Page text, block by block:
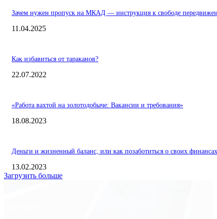
Зачем нужен пропуск на МКАД — инструкция к свободе
11.04.2025
Как избавиться от тараканов?
22.07.2022
«Работа вахтой на золотодобыче: Вакансии и требования»
18.08.2023
Деньги и жизненный баланс, или как позаботиться о своих финансах
13.02.2023
Загрузить больше